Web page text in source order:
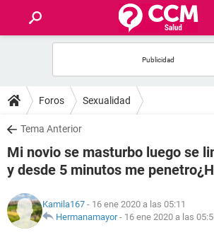
FOROS
SALUD
FAMILIA
NUTRICIÓN
Foros Sexualidad
Tema Anterior
Mi novio se masturbo luego se
y desde 5 minutos me
Kamila167 - 16 ene 2020 a las 05:11
Hermanamayor- 16 ene 2020 a las